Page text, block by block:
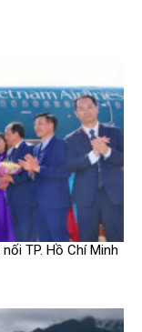
TP. Hồ Chí Minh